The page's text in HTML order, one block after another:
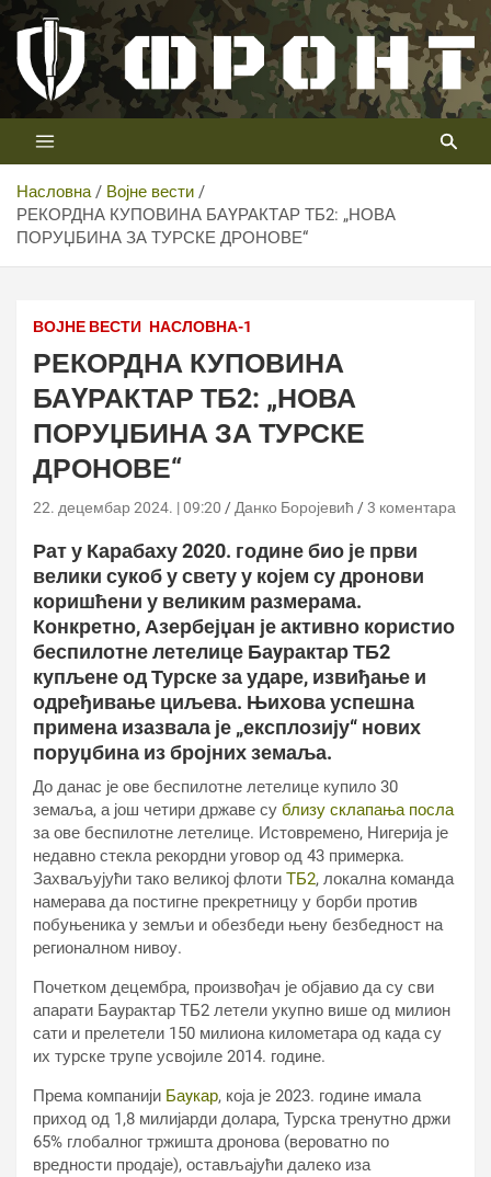
Скип
цонтент
Телевизија ФРОНТ
Први војни канал у Србији
Насловна
Војне вести
РЕКОРДНА КУПОВИНА БАYРАКТАР ТБ2: „НОВА
ПОРУЏБИНА ЗА ТУРСКЕ ДРОНОВЕ“
ВОЈНЕ ВЕСТИ НАСЛОВНА-1
РЕКОРДНА КУПОВИНА
БАYРАКТАР ТБ2: „НОВА
ПОРУЏБИНА ЗА ТУРСКЕ
ДРОНОВЕ“
22. децембар 2024. | 09:20 Данко Боројевић 3 коментара
Рат у Карабаху 2020. године био је први
велики сукоб у свету у којем су дронови
коришћени у великим размерама.
Конкретно, Азербејџан је активно користио
беспилотне летелице Баyрактар ТБ2
купљене од Турске за ударе, извиђање и
одређивање циљева. Њихова успешна
примена изазвала је „експлозију“ нових
поруџбина из бројних земаља.
До данас је ове беспилотне летелице купило 30
земаља, а још четири државе су близу склапања посла
за ове беспилотне летелице. Истовремено, Нигерија је
недавно стекла рекордни уговор од 43 примерка.
Захваљујући тако великој флоти ТБ2, локална команда
намерава да постигне прекретницу у борби против
побуњеника у земљи и обезбеди њену безбедност на
регионалном нивоу.
Почетком децембра, произвођач је објавио да су сви
апарати Баyрактар ТБ2 летели укупно више од милион
сати и прелетели 150 милиона километара од када су
их турске трупе усвојиле 2014. године.
Према компанији Баyкар, која је 2023. године имала
приход од 1,8 милијарди долара, Турска тренутно држи
65% глобалног тржишта дронова (вероватно по
вредности продаје), остављајући далеко иза